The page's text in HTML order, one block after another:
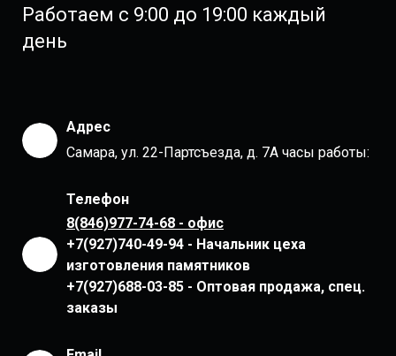
Работаем с 9:00 до 19:00 каждый
день
Адрес
Самара, ул. 22-Партсъезда, д. 7А часы работы:
Телефон
8(846)977-74-68 - офис
+7(927)740-49-94 - Начальник цеха
изготовления памятников
+7(927)688-03-85 - Оптовая продажа, спец.
заказы